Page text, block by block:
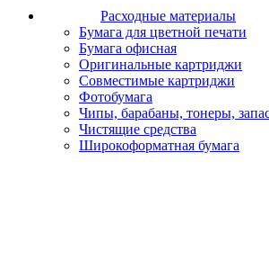
Расходные материалы
Бумага для цветной печати
Бумага офисная
Оригинальные картриджи
Совместимые картриджи
Фотобумага
Чипы, барабаны, тонеры,
Чистящие средства
Широкоформатная бумага